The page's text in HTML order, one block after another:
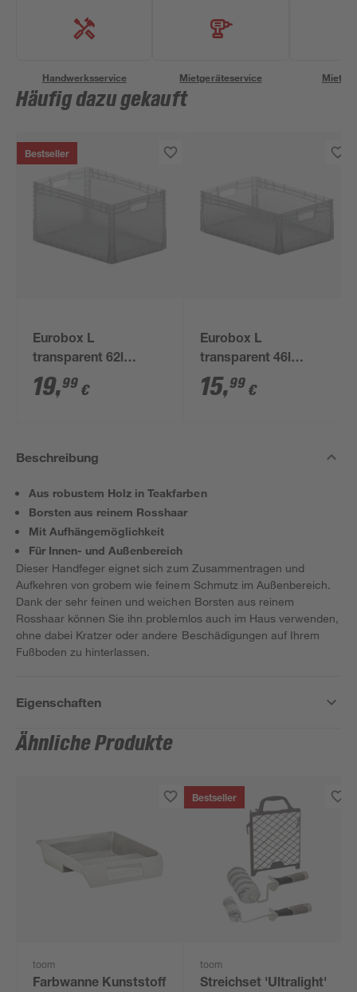
Handwerksservice Mietgeräteservice
Häufig dazu gekauft
Bestseller
Eurobox L
transparent 62l
60x40x32 cm
19,99 €
Eurobox L
transparent 46l
60x40x22 cm
15,99 €
Beschreibung
Aus robustem Holz in Teakfarben
Borsten aus reinem Rosshaar
Mit Aufhängemöglichkeit
Für Innen- und Außenbereich
Dieser Handfeger eignet sich zum Zusammentragen und
Aufkehren von grobem wie feinem Schmutz im Außenbereich.
Dank der sehr feinen und weichen Borsten aus reinem
Rosshaar können Sie ihn problemlos auch im Haus verwenden,
ohne dabei Kratzer oder andere Beschädigungen auf Ihrem
Fußboden zu hinterlassen.
Eigenschaften
Ähnliche Produkte
toom
Farbwanne Kunststoff
Bestseller
toom
Streichset 'Ultralight'